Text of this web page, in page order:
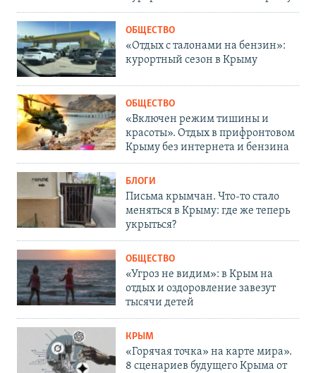
ОБЩЕСТВО
«Отдых с талонами на бензин»:
курортный сезон в Крыму
ОБЩЕСТВО
«Включен режим тишины и
красоты». Отдых в прифронтовом
Крыму без интернета и бензина
БЛОГИ
Письма крымчан. Что-то стало
меняться в Крыму: где же теперь
укрыться?
ОБЩЕСТВО
«Угроз не видим»: в Крым на
отдых и оздоровление завезут
тысячи детей
КРЫМ
«Горячая точка» на карте мира».
8 сценариев будущего Крыма от